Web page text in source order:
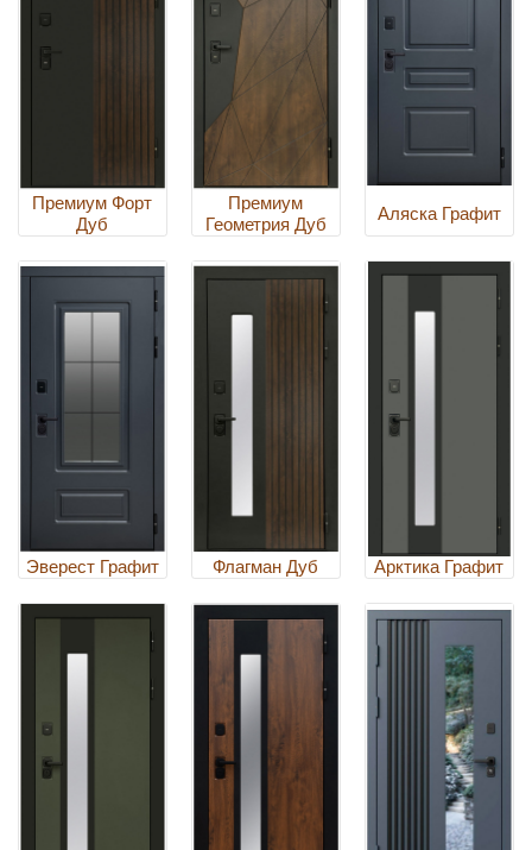
Премиум Форт
Дуб
Премиум
Геометрия Дуб
Аляска Графит
Эверест Графит Флагман Дуб Арктика Графит